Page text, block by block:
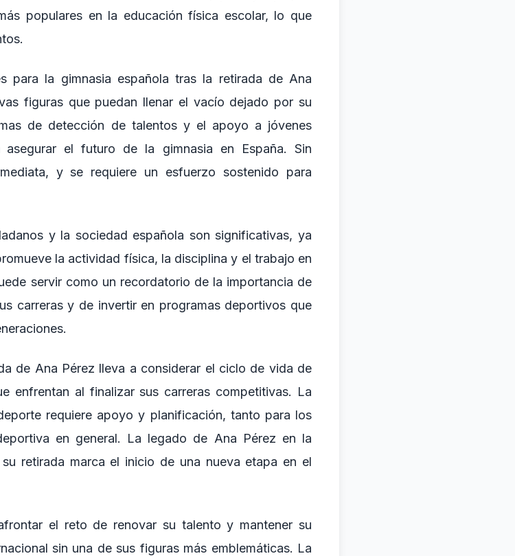
populares en la educación física escolar, lo que
para la gimnasia española tras la retirada de Ana
figuras que puedan llenar el vacío dejado por su
de detección de talentos y el apoyo a jóvenes
el futuro de la gimnasia en España. Sin
y se requiere un esfuerzo sostenido para
y la sociedad española son significativas, ya
la actividad física, la disciplina y el trabajo en
servir como un recordatorio de la importancia de
carreras y de invertir en programas deportivos que
de Ana Pérez lleva a considerar el ciclo de vida de
enfrentan al finalizar sus carreras competitivas. La
requiere apoyo y planificación, tanto para los
en general. La legado de Ana Pérez en la
retirada marca el inicio de una nueva etapa en el
el reto de renovar su talento y mantener su
sin una de sus figuras más emblemáticas. La